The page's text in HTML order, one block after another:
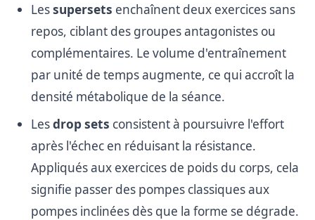
Lessupersets enchaînent deux exercices sans
repos, ciblant des groupes antagonistes ou
complémentaires. Le volume d'entraînement
par unité de temps augmente, ce qui accroît la
densité métabolique de la séance.
Lesdrop sets consistent à poursuivre l'effort
après l'échec en réduisant la résistance.
Appliqués aux exercices de poids du corps, cela
signifie passer des pompes classiques aux
pompes inclinées dès que la forme se dégrade.